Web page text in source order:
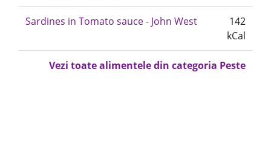
Sardines in Tomato sauce - John West
142
kCal
Vezi toate alimentele din categoria Peste